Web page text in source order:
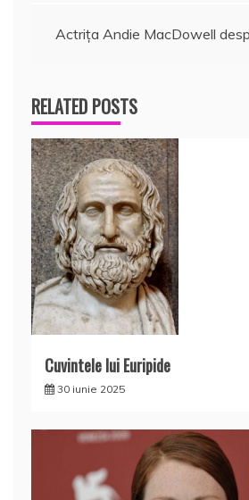
Actriţa Andie MacDowell
RELATED POSTS
Cuvintele lui Euripide
30 iunie 2025